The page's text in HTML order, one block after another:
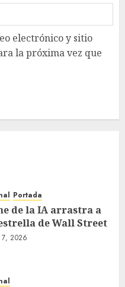
electrónico y sitio
la próxima vez que
Portada
de la IA arrastra a
de Wall Street
7, 2026